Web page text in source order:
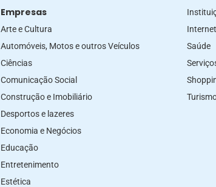
Empresas
Arte e Cultura
Automóveis, Motos e outros Veículos
Ciências
Comunicação Social
Construção e Imobiliário
Desportos e lazeres
Economia e Negócios
Educação
Entretenimento
Estética
Saúde